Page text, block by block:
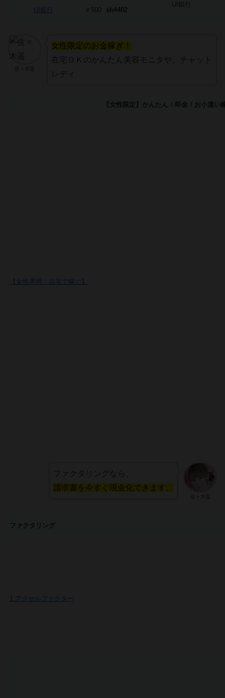
UI銀行 ￥500 sh4402
UI銀行
佐々木遥
女性限定のお金稼ぎ！
在宅ＯＫのかんたん美容モニタや、チャット
レディ
【女性限定】かんたん！即金！お小遣い
【女性専用！在宅で稼ぐ】
佐々木遥
ファクタリングなら、
請求書を今すぐ現金化できます。
ファクタリング
1.アクセルファクター